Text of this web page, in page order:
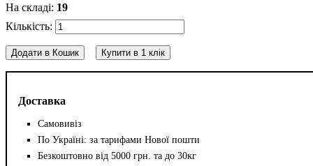
Доставка
Самовивіз
По Україні: за тарифами Нової пошти
Безкоштовно від 5000 грн. та до 30кг
19
Додати в Кошик Купити в 1 клік